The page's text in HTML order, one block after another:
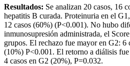
Resultados: Se analizan 20 casos, 16
hepatitis B curada. Proteinuria en el
12 casos (60%) (P<0.001). No hubo
inmunosupresión administrada, el
grupos. El rechazo fue mayor en G2: 6
(10%) P<0.001. El retorno a diálisis
4 casos en G2 (20%), P=0.032.